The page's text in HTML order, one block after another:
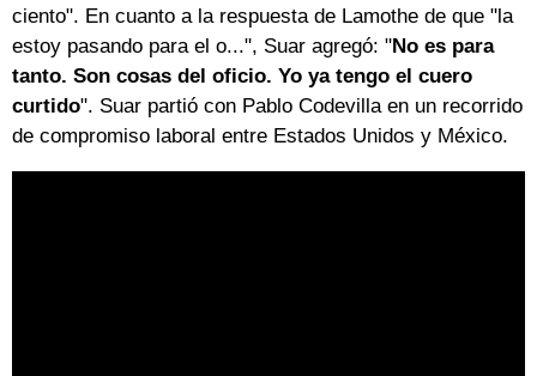
ciento". En cuanto a la respuesta de Lamothe de que "la
estoy pasando para el o...", Suar agregó: "No es para
tanto. Son cosas del oficio. Yo ya tengo el cuero
curtido". Suar partió con Pablo Codevilla en un recorrido
de compromiso laboral entre Estados Unidos y México.